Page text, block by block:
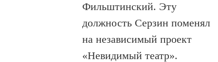
Фильштинский. Эту
должность Серзин поменял
на независимый проект
«Невидимый театр».